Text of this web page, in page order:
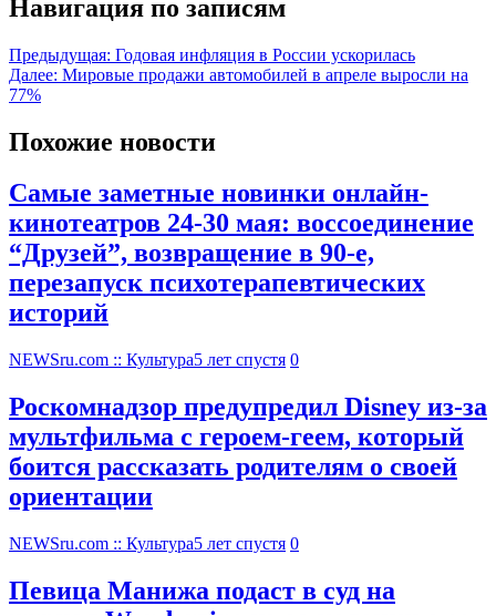
Навигация по записям
Предыдущая: Годовая инфляция в России ускорилась
Далее: Мировые продажи автомобилей в апреле выросли на
77%
Похожие новости
Самые заметные новинки онлайн-
кинотеатров 24-30 мая: воссоединение
“Друзей”, возвращение в 90-е,
перезапуск психотерапевтических
историй
NEWSru.com :: Культура5 лет спустя 0
Роскомнадзор предупредил Disney из-за
мультфильма c героем-геем, который
боится рассказать родителям о своей
ориентации
NEWSru.com :: Культура5 лет спустя 0
Певица Манижа подаст в суд на